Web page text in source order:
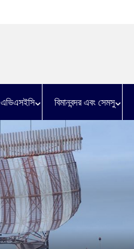
এভিএসইসি বিমানবন্দর এবং সেমসু